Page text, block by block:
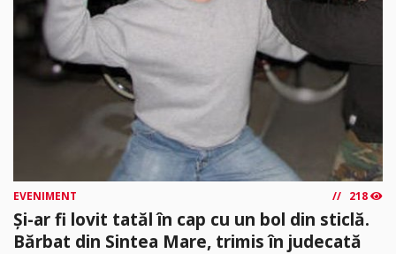
EVENIMENT 218
Și-ar fi lovit tatăl în cap cu un bol din sticlă.
Bărbat din Sintea Mare, trimis în judecată